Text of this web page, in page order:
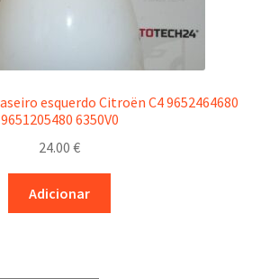
esquerdo Citroën C4 9652464680
9651205480 6350V0
24.00 €
Adicionar